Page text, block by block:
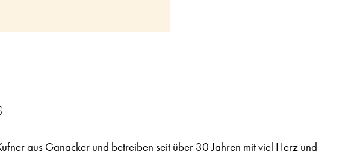
aus Ganacker und betreiben seit über 30 Jahren mit viel Herz und